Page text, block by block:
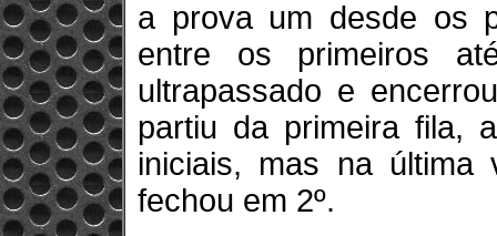
a prova um desde os
entre os primeiros
ultrapassado e
partiu da primeira fila,
iniciais, mas na
fechou em 2º.